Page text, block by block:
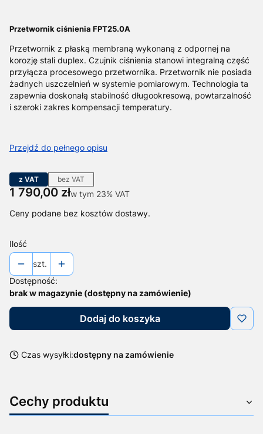
Przetwornik ciśnienia FPT25.0A
Przetwornik z płaską membraną wykonaną z odpornej na
korozję stali duplex. Czujnik ciśnienia stanowi integralną część
przyłącza procesowego przetwornika. Przetwornik nie posiada
żadnych uszczelnień w systemie pomiarowym. Technologia ta
zapewnia doskonałą stabilność długookresową, powtarzalność
i szeroki zakres kompensacji temperatury.
Przejdź do pełnego opisu
z VAT bez VAT
Cena
1 790,00 złw tym 23% VAT
w tym 23% VAT
Ceny podane bez kosztów dostawy.
Ilość
szt.
Dostępność:
brak w magazynie (dostępny na zamówienie)
Dodaj do koszyka
Czas wysyłki:dostępny na zamówienie
Cechy produktu